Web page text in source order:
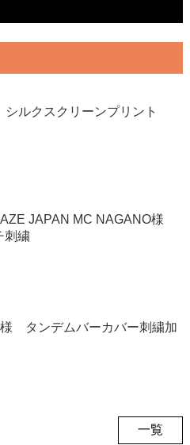
ルクスクリーンプリント
JAPAN MC NAGANO様
刺繍
タンデムバーカバー刺繍加
一覧